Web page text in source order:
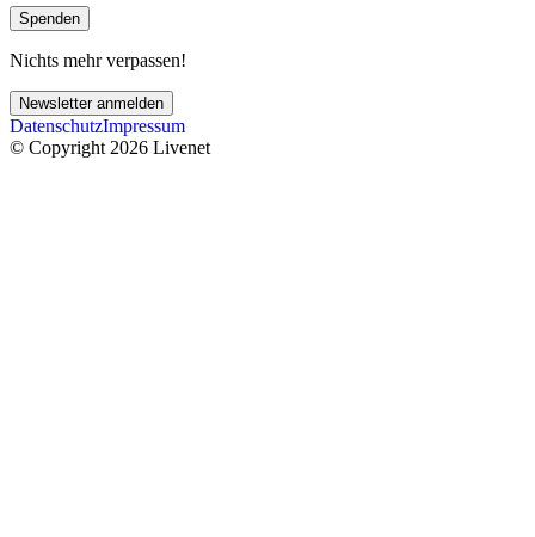
Spenden
Nichts mehr verpassen!
Newsletter anmelden
DatenschutzImpressum
© Copyright 2026 Livenet